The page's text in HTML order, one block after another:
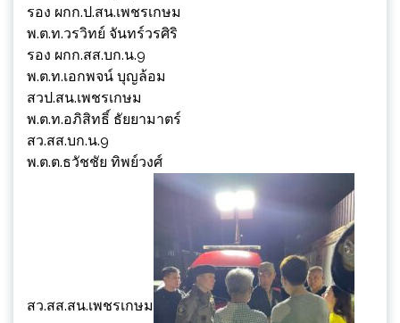
รอง ผกก.ป.สน.เพชรเกษม
พ.ต.ท.วรวิทย์ จันทร์วรศิริ
รอง ผกก.สส.บก.น.9
พ.ต.ท.เอกพจน์ บุญล้อม
สวป.สน.เพชรเกษม
พ.ต.ท.อภิสิทธิ์ ธัยยามาตร์
สว.สส.บก.น.9
พ.ต.ต.ธวัชชัย ทิพย์วงศ์
สว.สส.สน.เพชรเกษม